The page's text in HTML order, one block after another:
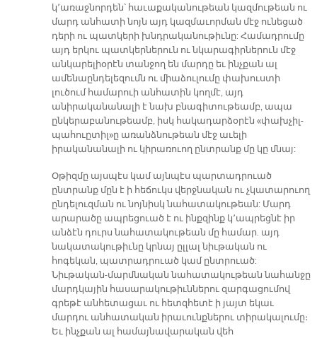
կ՚առաջնորդեն՝ հաւաքականութեան կազմութեան ու
մարդ անհատի նոյն այդ կազմաւորման մէջ ունեցած
դերի ու պատկերի խնդրականութիւնը: Համադրումը
այդ երկու պատկերներուն ու նկարագիրներուն մէջ
անկարելիօրէն տանջող են մարդը եւ ինչքան ալ
ամենաընդելեզումն ու միաձուլումը փախուստի
լուծում համարուի անհատին կողմէ, այդ
անիրականանալի է նախ բնագիտութեամբ, ապա
ընկերաբանութեամբ, իսկ հակադարձօրէն «փախչիլ-
պահուըտիլ»ը առանձնութեան մէջ աւելի
իրականանալի ու կիրառուող ընտրանք մը կը մնայ:
Օթիզմը այսպէս կամ այնպէս պարտադրուած
ընտրանք մըն է ի հեճուկս վերջնական ու չկատարուող
ընդելուզման ու նոյնիսկ նահատակութեան: Մարդ
արարածը ապրեցուած է ու ինքզինք կ՚ապրեցնէ իր
անձէն դուրս նահատակութեան մը համար. այդ
նակատակութիւնը կրնայ ըլլալ նիւթական ու
հոգեկան, պատրադրուած կամ ընտրուած:
Նիւթական-մարմնական նահատակութեան նահանջը
մարդկային հասարակութիւններու զարգացումով
գրեթէ անհետացաւ ու հետզհետէ ի յայտ եկաւ
մարդու անհատական իրաւունքներու տիրակալումը։
Եւ ինչքան ալ համայնավարական վեհ